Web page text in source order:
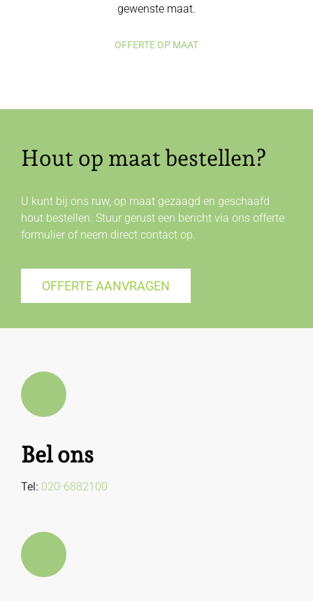
gewenste maat.
OFFERTE OP MAAT
Hout op maat bestellen?
U kunt bij ons ruw, op maat gezaagd en geschaafd
hout bestellen. Stuur gerust een bericht via ons offerte
formulier of neem direct contactop.
OFFERTE AANVRAGEN
Bel ons
Tel: 020-6882100